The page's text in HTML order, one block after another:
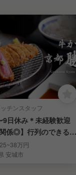
チンスタッフ
9日休み＊未経験歓迎
係◎】行列のできる牛
京都勝牛」
万円
安城市